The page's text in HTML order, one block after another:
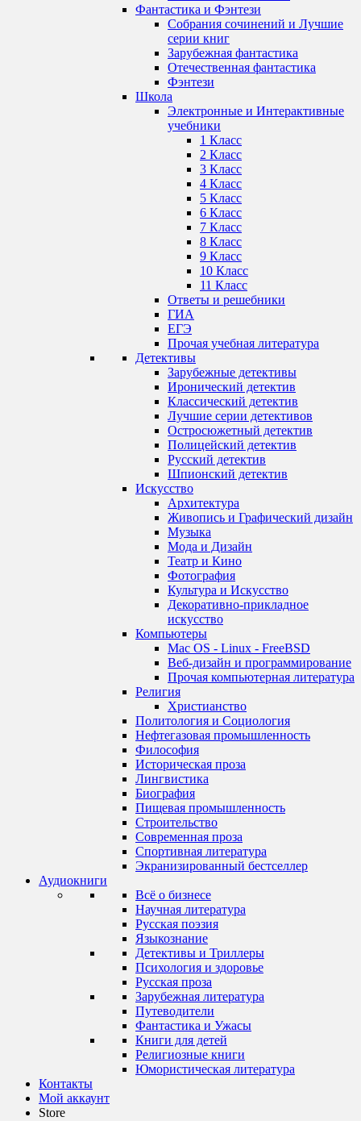
Фантастика и Фэнтези
Собрания сочинений и Лучшие
серии книг
Зарубежная фантастика
Отечественная фантастика
Фэнтези
Школа
Электронные и Интерактивные
учебники
1 Класс
2 Класс
3 Класс
4 Класс
5 Класс
6 Класс
7 Класс
8 Класс
9 Класс
10 Класс
11 Класс
Ответы и решебники
ГИА
ЕГЭ
Прочая учебная литература
Детективы
Зарубежные детективы
Иронический детектив
Классический детектив
Лучшие серии детективов
Остросюжетный детектив
Полицейский детектив
Русский детектив
Шпионский детектив
Искусство
Архитектура
Живопись и Графический дизайн
Музыка
Мода и Дизайн
Театр и Кино
Фотография
Культура и Искусство
Декоративно-прикладное
искусство
Компьютеры
Mac OS - Linux - FreeBSD
Веб-дизайн и программирование
Прочая компьютерная литература
Религия
Христианство
Политология и Социология
Нефтегазовая промышленность
Философия
Историческая проза
Лингвистика
Биография
Пищевая промышленность
Строительство
Современная проза
Спортивная литература
Экранизированный бестселлер
Аудиокниги
Всё о бизнесе
Научная литература
Русская поэзия
Языкознание
Детективы и Триллеры
Психология и здоровье
Русская проза
Зарубежная литература
Путеводители
Фантастика и Ужасы
Книги для детей
Религиозные книги
Юмористическая литература
Контакты
Мой аккаунт
Store